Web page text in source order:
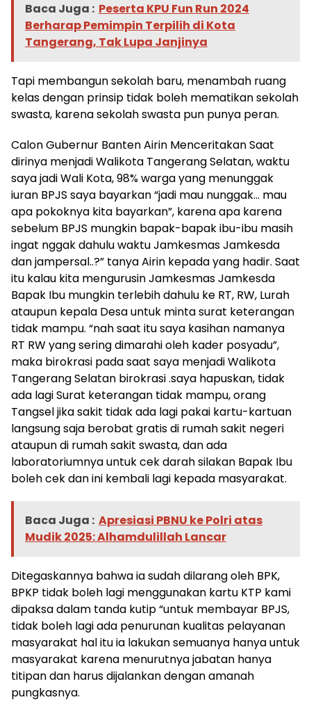
Baca Juga : Peserta KPU Fun Run 2024
Berharap Pemimpin Terpilih di Kota
Tangerang, Tak Lupa Janjinya
Tapi membangun sekolah baru, menambah ruang
kelas dengan prinsip tidak boleh mematikan sekolah
swasta, karena sekolah swasta pun punya peran.
Calon Gubernur Banten Airin Menceritakan Saat
dirinya menjadi Walikota Tangerang Selatan, waktu
saya jadi Wali Kota, 98% warga yang menunggak
iuran BPJS saya bayarkan “jadi mau nunggak… mau
apa pokoknya kita bayarkan”, karena apa karena
sebelum BPJS mungkin bapak-bapak ibu-ibu masih
ingat nggak dahulu waktu Jamkesmas Jamkesda
dan jampersal..?” tanya Airin kepada yang hadir. Saat
itu kalau kita mengurusin Jamkesmas Jamkesda
Bapak Ibu mungkin terlebih dahulu ke RT, RW, Lurah
ataupun kepala Desa untuk minta surat keterangan
tidak mampu. “nah saat itu saya kasihan namanya
RT RW yang sering dimarahi oleh kader posyadu”,
maka birokrasi pada saat saya menjadi Walikota
Tangerang Selatan birokrasi .saya hapuskan, tidak
ada lagi Surat keterangan tidak mampu, orang
Tangsel jika sakit tidak ada lagi pakai kartu-kartuan
langsung saja berobat gratis di rumah sakit negeri
ataupun di rumah sakit swasta, dan ada
laboratoriumnya untuk cek darah silakan Bapak Ibu
boleh cek dan ini kembali lagi kepada masyarakat.
Baca Juga : Apresiasi PBNU ke Polri atas
Mudik 2025: Alhamdulillah Lancar
Ditegaskannya bahwa ia sudah dilarang oleh BPK,
BPKP tidak boleh lagi menggunakan kartu KTP kami
dipaksa dalam tanda kutip “untuk membayar BPJS,
tidak boleh lagi ada penurunan kualitas pelayanan
masyarakat hal itu ia lakukan semuanya hanya untuk
masyarakat karena menurutnya jabatan hanya
titipan dan harus dijalankan dengan amanah
pungkasnya.